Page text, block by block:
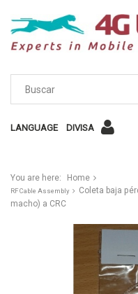
LANGUAGE DIVISA
You are here: Home
RF Cable Assembly
Coleta baja
macho) a CRC